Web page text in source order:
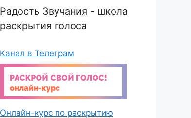
Радость Звучания - школа
раскрытия голоса
Канал в Телеграм
Онлайн-курс по раскрытию